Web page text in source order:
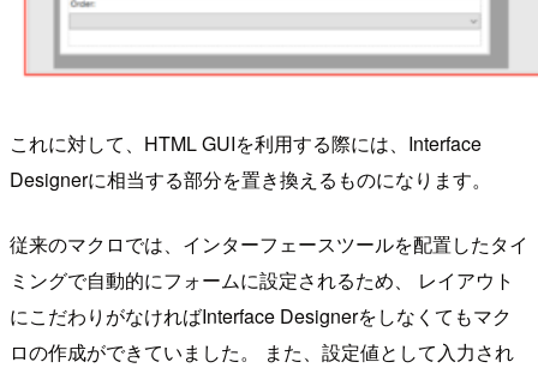
これに対して、HTML GUIを利用する際には、Interface
Designerに相当する部分を置き換えるものになります。
従来のマクロでは、インターフェースツールを配置したタイ
ミングで自動的にフォームに設定されるため、 レイアウト
にこだわりがなければInterface Designerをしなくてもマク
ロの作成ができていました。 また、設定値として入力され